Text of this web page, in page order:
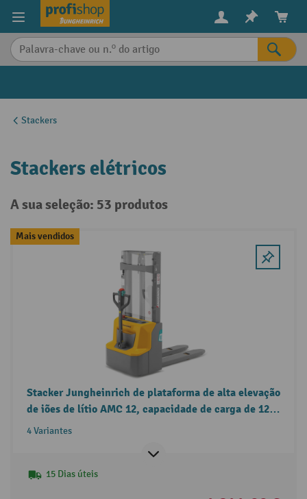
principal
Stackers
Stackers elétricos
A sua seleção: 53 produtos
Mais vendidos
Stacker Jungheinrich de plataforma de alta elevação
de iões de lítio AMC 12, capacidade de carga de 1200
kg
4 Variantes
15 Dias úteis